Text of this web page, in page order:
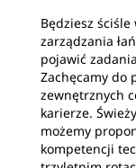
Będziesz ściśle
zarządzania
pojawić
Zachęcamy do
zewnętrznych
karierze.
możemy
kompetencji